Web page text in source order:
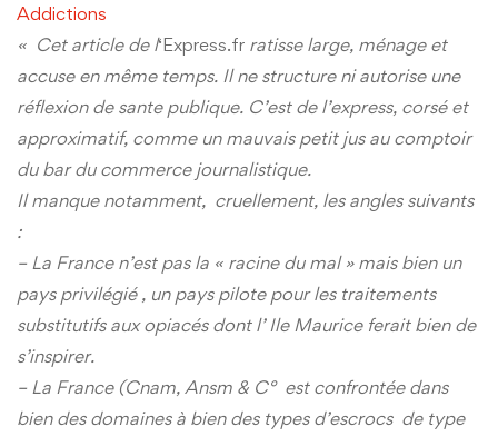
Addictions
« Cet article de l‘Express.fr ratisse large, ménage et
accuse en même temps. Il ne structure ni autorise une
réflexion de sante publique. C’est de l’express, corsé et
approximatif, comme un mauvais petit jus au comptoir
du bar du commerce journalistique.
Il manque notamment, cruellement, les angles suivants
:
– La France n’est pas la « racine du mal » mais bien un
pays privilégié , un pays pilote pour les traitements
substitutifs aux opiacés dont l’ Ile Maurice ferait bien de
s’inspirer.
– La France (Cnam, Ansm & C° est confrontée dans
bien des domaines à bien des types d’escrocs de type